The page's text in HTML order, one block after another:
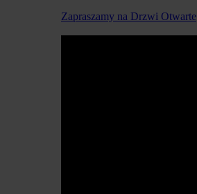
Zapraszamy na Drzwi Otwarte